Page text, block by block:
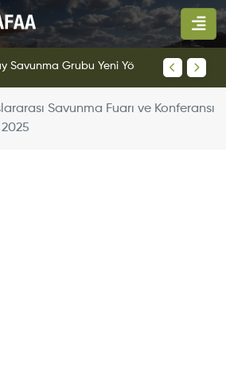
Savunma Fuarı ve Konferansı
2025